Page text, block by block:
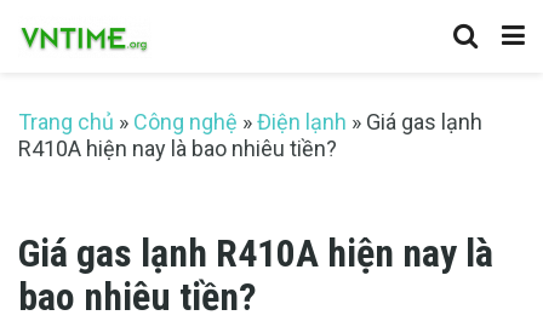
Trang chủ » Công nghệ »Điện lạnh » Giá gas lạnh
R410A hiện nay là bao nhiêu tiền?
Giá gas lạnh R410A hiện nay là
bao nhiêu tiền?